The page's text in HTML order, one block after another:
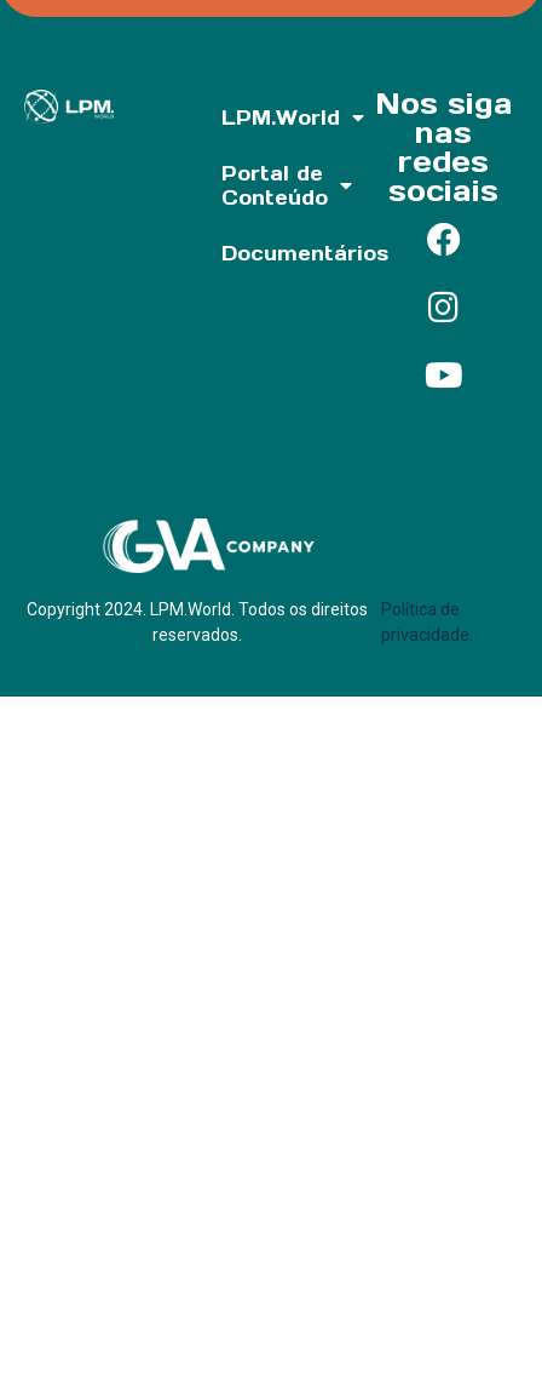
LPM.World
Portal de
Conteúdo
Documentários
Nos siga
nas
redes
sociais
Copyright 2024. LPM.World. Todos os direitos
reservados.
Política de
privacidade.